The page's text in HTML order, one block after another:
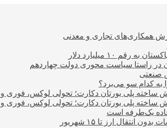
همکاری‌های تجاری و معدنی
۱۰ میلیارد دلار
در راستا سیاست محوری دولت چهاردهم
صنعتی
به کدام سو می‌برد؟
ساخته پلی یورتان دکارت؛ تحولی لوکس،
ساخته پلی یورتان دکارت؛ تحولی لوکس،
انتقال ارز تا ۱۵ شهریور